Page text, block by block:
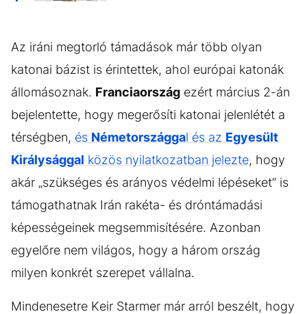
Az iráni megtorló támadások már több olyan
katonai bázist is érintettek, ahol európai katonák
állomásoznak. Franciaország ezért március 2-án
bejelentette, hogy megerősíti katonai jelenlétét a
térségben, és Németországgal és az Egyesült
Királysággal közös nyilatkozatban jelezte, hogy
akár „szükséges és arányos védelmi lépéseket” is
támogathatnak Irán rakéta- és dróntámadási
képességeinek megsemmisítésére. Azonban
egyelőre nem világos, hogy a három ország
milyen konkrét szerepet vállalna.
Mindenesetre Keir Starmer már arról beszélt, hogy